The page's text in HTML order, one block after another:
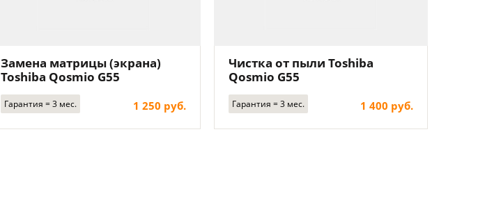
Замена матрицы (экрана)
Toshiba Qosmio G55
Гарантия = 3 мес. 1 250 руб.
Чистка от пыли Toshiba
Qosmio G55
Гарантия = 3 мес. 1 400 руб.